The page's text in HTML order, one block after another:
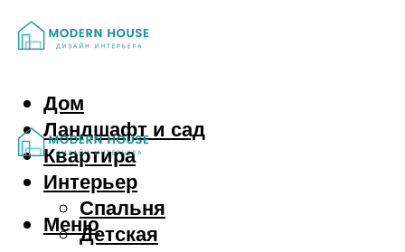
Дом
Ландшафт и сад
Квартира
Интерьер
Спальня
Детская
Меню